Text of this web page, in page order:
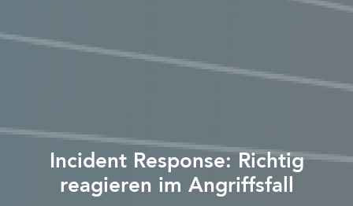
Incident Response: Richtig
reagieren im Angriffsfall